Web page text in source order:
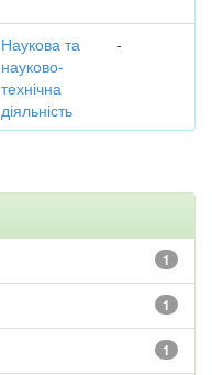
Наукова та
науково-
технічна
діяльність
-
1
1
1